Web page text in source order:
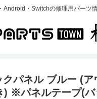
Android・Switchの修理用パーツ
パネル ブルー (ア
) ※パネルテープ(バ